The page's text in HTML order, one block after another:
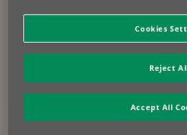
de l’entité juridique quelle que
laquelle vous agissez pour elle,
dispositions sont sujettes à
Utilisation
https://
Cookies
Reject
Accept All